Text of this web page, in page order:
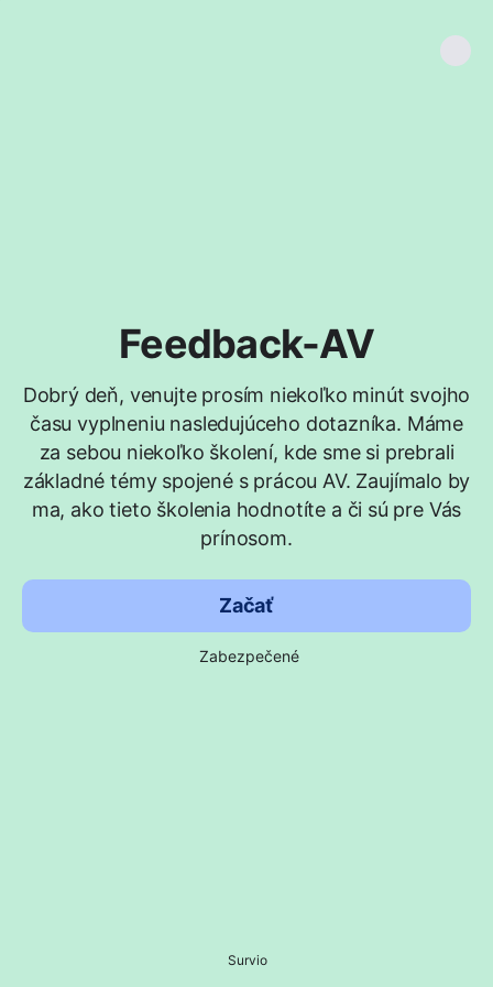
Feedback-AV
Dobrý deň, venujte prosím niekoľko minút svojho
času vyplneniu nasledujúceho dotazníka. Máme
za sebou niekoľko školení, kde sme si prebrali
základné témy spojené s prácou AV. Zaujímalo by
ma, ako tieto školenia hodnotíte a či sú pre Vás
prínosom.
Začať
Zabezpečené
Survio